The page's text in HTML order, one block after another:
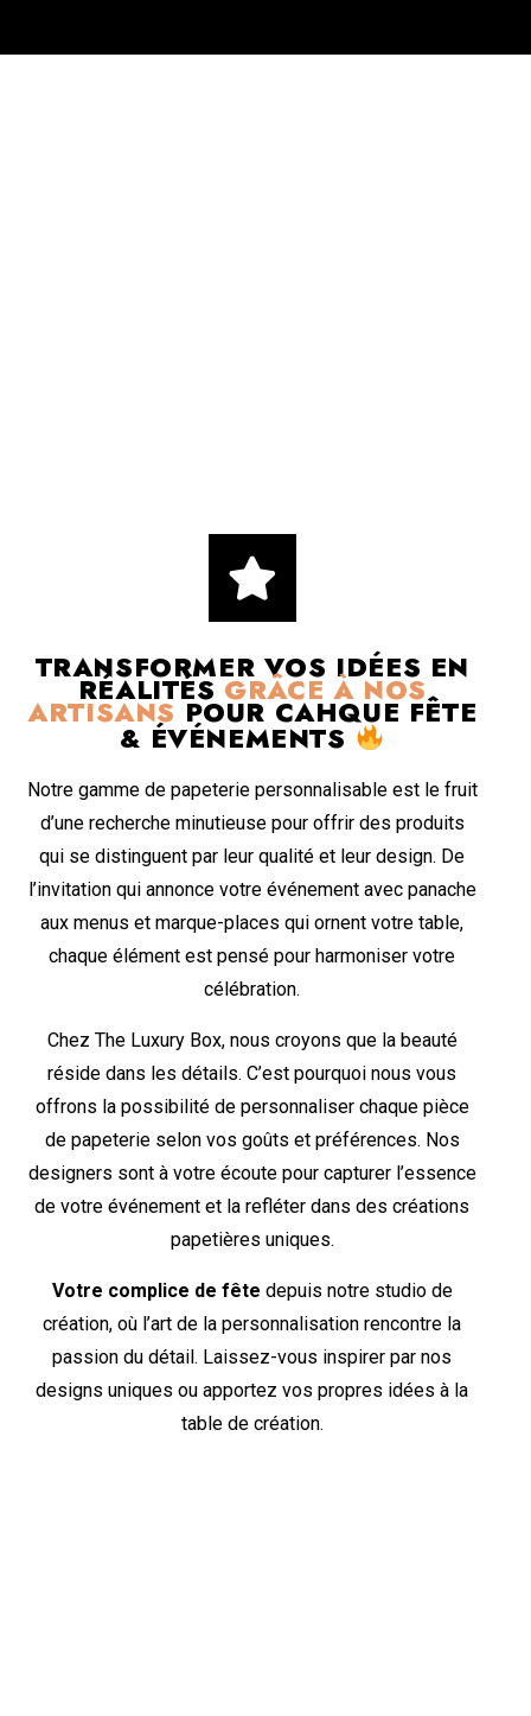
TRANSFORMER VOS IDÉES EN
RÉALITÉS GRÂCE À NOS
ARTISANS POUR CAHQUE FÊTE
& ÉVÉNEMENTS
Notre gamme de papeterie personnalisable est le fruit
d’une recherche minutieuse pour offrir des produits
qui se distinguent par leur qualité et leur design. De
l’invitation qui annonce votre événement avec panache
aux menus et marque-places qui ornent votre table,
chaque élément est pensé pour harmoniser votre
célébration.
Chez The Luxury Box, nous croyons que la beauté
réside dans les détails. C’est pourquoi nous vous
offrons la possibilité de personnaliser chaque pièce
de papeterie selon vos goûts et préférences. Nos
designers sont à votre écoute pour capturer l’essence
de votre événement et la refléter dans des créations
papetières uniques.
Votre complice de fête depuis notre studio de
création, où l’art de la personnalisation rencontre la
passion du détail. Laissez-vous inspirer par nos
designs uniques ou apportez vos propres idées à la
table de création.